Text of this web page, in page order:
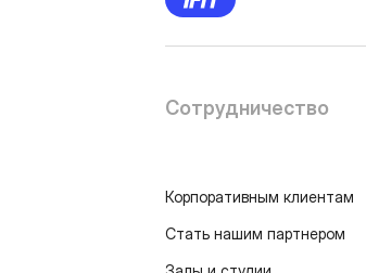
Сотрудничество
Корпоративным клиентам
Стать нашим партнером